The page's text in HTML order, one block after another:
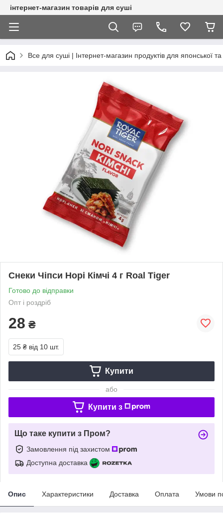
інтернет-магазин товарів для суші
Все для суші | Інтернет-магазин продуктів для японської та
Снеки Чіпси Норі Кімчі 4 г Roal Tiger
Готово до відправки
Опт і роздріб
28 ₴
25 ₴ від 10 шт.
Купити
або
Купити з
Що таке купити з Пром?
Замовлення під захистом
Доступна доставка
Опис Характеристики Доставка Оплата Умови